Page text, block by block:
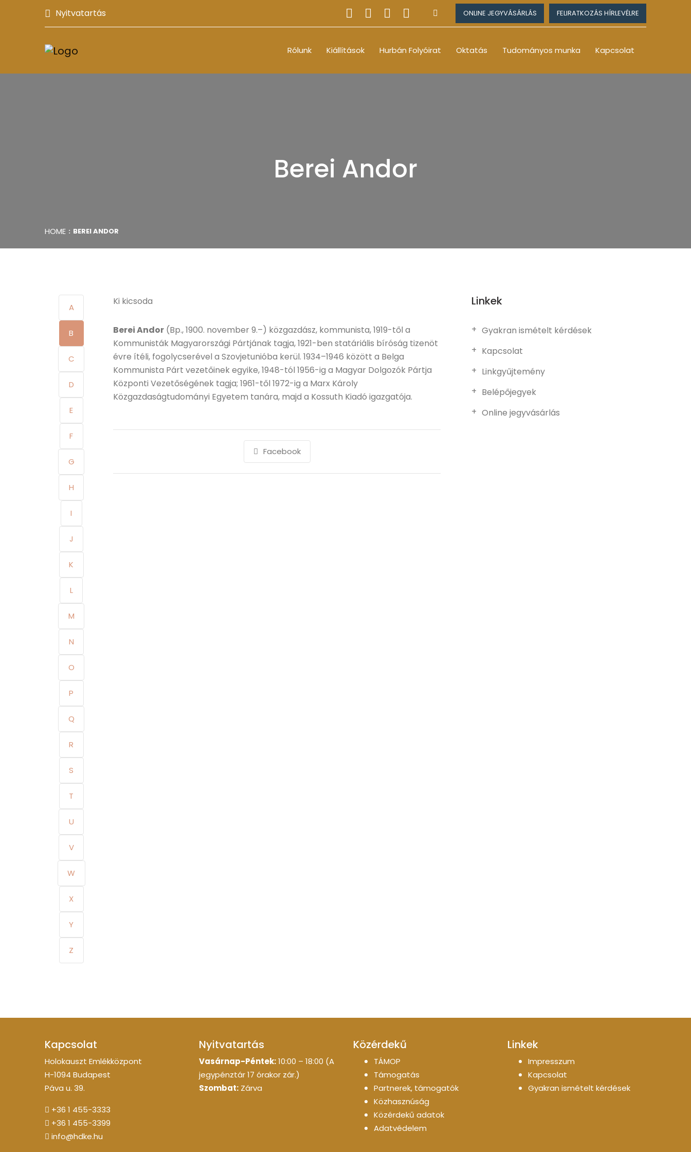
Nyitvatartás ONLINE JEGYVÁSÁRLÁS FELIRATKOZÁS HÍRLEVÉLRE
Rólunk Kiállítások Hurbán Folyóirat Oktatás Tudományos munka Kapcsolat
Berei Andor
HOME BEREI ANDOR
A
B
C
D
E
F
G
H
I
J
K
L
M
N
O
P
Q
R
S
T
U
V
W
X
Y
Z
Ki kicsoda
Berei Andor (Bp., 1900. november 9.–) közgazdász, kommunista, 1919-től a
Kommunisták Magyarországi Pártjának tagja, 1921-ben statáriális bíróság tizenöt
évre ítéli, fogolycserével a Szovjetunióba kerül. 1934–1946 között a Belga
Kommunista Párt vezetőinek egyike, 1948-tól 1956-ig a Magyar Dolgozók Pártja
Központi Vezetőségének tagja; 1961-től 1972-ig a Marx Károly
Közgazdaságtudományi Egyetem tanára, majd a Kossuth Kiadó igazgatója.
Facebook
Linkek
Gyakran ismételt kérdések
Kapcsolat
Linkgyűjtemény
Belépőjegyek
Online jegyvásárlás
Kapcsolat
Holokauszt Emlékközpont
H-1094 Budapest
Páva u. 39.
+36 1 455-3333
+36 1 455-3399
info@hdke.hu
Nyitvatartás
Vasárnap-Péntek:10:00 – 18:00 (A
jegypénztár 17 órakor zár.)
Szombat: Zárva
Közérdekű
TÁMOP
Támogatás
Partnerek, támogatók
Közhasznúság
Közérdekű adatok
Adatvédelem
Linkek
Impresszum
Kapcsolat
Gyakran ismételt kérdések